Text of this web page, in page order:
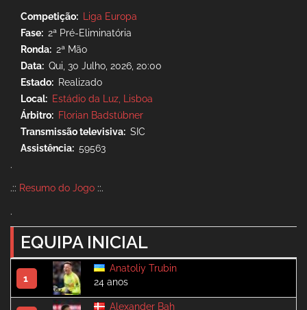
Competição
Liga Europa
Fase
2ª Pré-Eliminatória
Ronda
2ª Mão
Data
Qui, 30 Julho, 2026, 20:00
Estado
Realizado
Local
Estádio da Luz, Lisboa
Árbitro
Florian Badstübner
Transmissão televisiva
SIC
Assistência
59563
.
.:: Resumo do Jogo ::.
.
EQUIPA INICIAL
1
Anatoliy Trubin
24 anos
Alexander Bah